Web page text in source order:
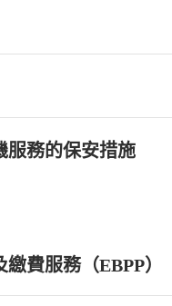
服務的保安措施
費服務（EBPP）